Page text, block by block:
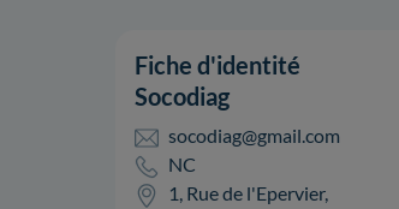
Fiche d'identité
Socodiag
socodiag@gmail.com
NC
1, Rue de l'Epervier,